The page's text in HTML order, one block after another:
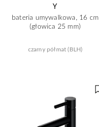
Y
bateria umywalkowa, 16 cm
(głowica 25 mm)
czarny półmat (BLH)